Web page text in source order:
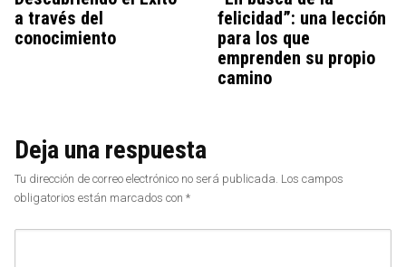
a través del
conocimiento
felicidad”: una lección
para los que
emprenden su propio
camino
Deja una respuesta
Tu dirección de correo electrónico no será publicada. Los campos
obligatorios están marcados con *